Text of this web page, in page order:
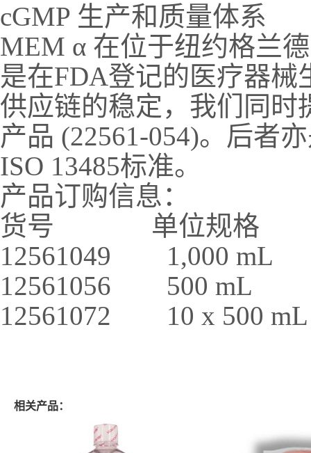
cGMP 生产和质量体系
MEM α 在位于纽约格兰
是在FDA登记的医疗器械
供应链的稳定，我们同时
产品 (22561-054)。后者
ISO 13485标准。
产品订购信息：
货号 单位规格
12561049 1,000 mL
12561056 500 mL
12561072 10 x 500 mL
相关产品：